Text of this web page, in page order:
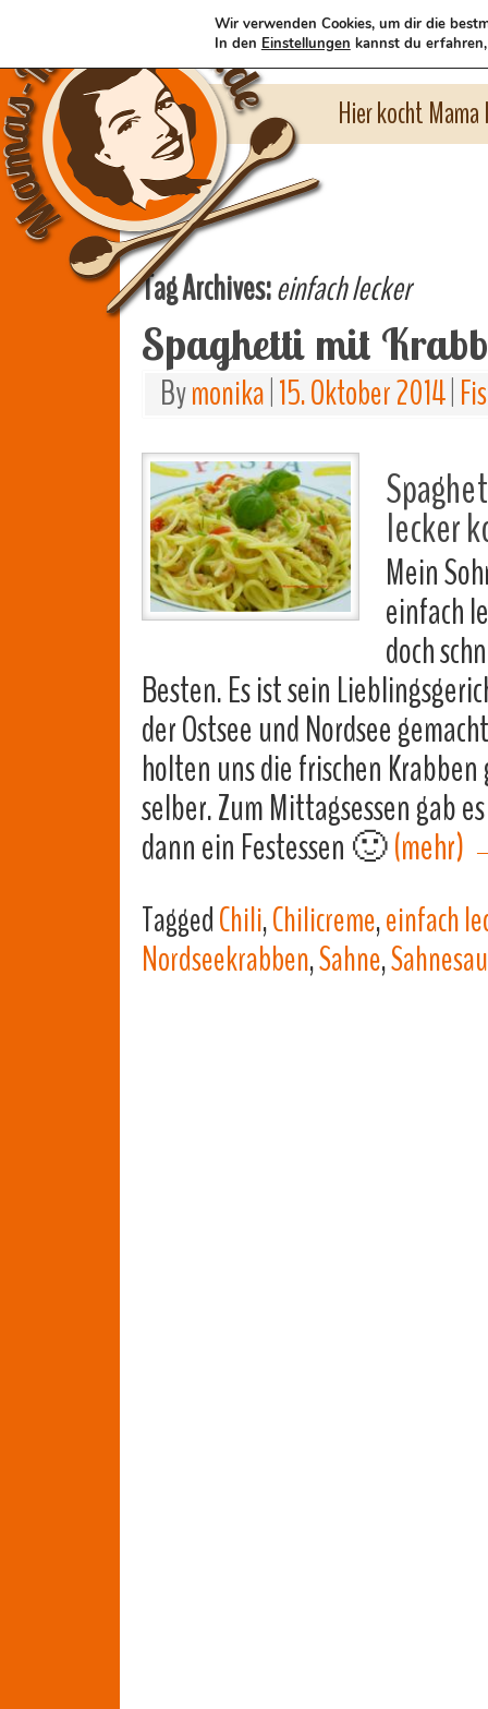
Hier kocht
Tag Archives:einfach lecker
Spaghetti mit
Bymonika 15. Oktober 2014
lecker
Mein
einfach
doch
Besten. Es ist sein
der Ostsee und Nordsee
holten uns die frischen
selber. Zum Mittagsessen gab
dann ein Festessen 🙂(mehr)
TaggedChili,Chilicreme,einfach
Nordseekrabben,Sahne,
Wir verwenden Cookies, um dir die
In den Einstellungen kannst du